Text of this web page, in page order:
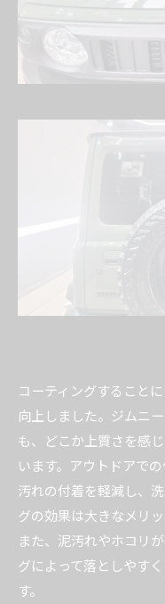
コーティングすること
向上しました。ジムニ
も、どこか上質さを感
います。アウトドアで
汚れの付着を軽減し、
グの効果は大きなメリッ
また、泥汚れやホコリ
グによって落としやす
す。